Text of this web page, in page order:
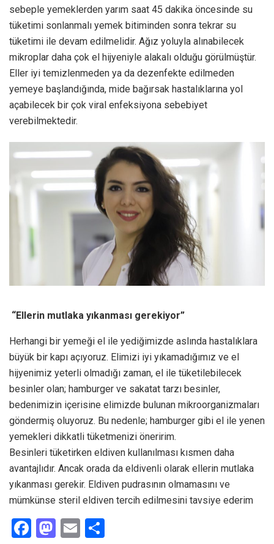
sebeple yemeklerden yarım saat 45 dakika öncesinde su
tüketimi sonlanmalı yemek bitiminden sonra tekrar su
tüketimi ile devam edilmelidir. Ağız yoluyla alınabilecek
mikroplar daha çok el hijyeniyle alakalı olduğu görülmüştür.
Eller iyi temizlenmeden ya da dezenfekte edilmeden
yemeye başlandığında, mide bağırsak hastalıklarına yol
açabilecek bir çok viral enfeksiyona sebebiyet
verebilmektedir.
“Ellerin mutlaka yıkanması gerekiyor”
Herhangi bir yemeği el ile yediğimizde aslında hastalıklara
büyük bir kapı açıyoruz. Elimizi iyi yıkamadığımız ve el
hijyenimiz yeterli olmadığı zaman, el ile tüketilebilecek
besinler olan; hamburger ve sakatat tarzı besinler,
bedenimizin içerisine elimizde bulunan mikroorganizmaları
göndermiş oluyoruz. Bu nedenle; hamburger gibi el ile yenen
yemekleri dikkatli tüketmenizi öneririm.
Besinleri tüketirken eldiven kullanılması kısmen daha
avantajlıdır. Ancak orada da eldivenli olarak ellerin mutlaka
yıkanması gerekir. Eldiven pudrasının olmamasını ve
mümkünse steril eldiven tercih edilmesini tavsiye ederim
F
M E